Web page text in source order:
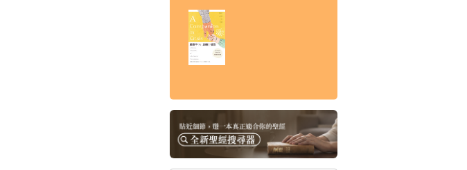
與楊腓力一起學習陪
伴受苦者
HK$96 $101